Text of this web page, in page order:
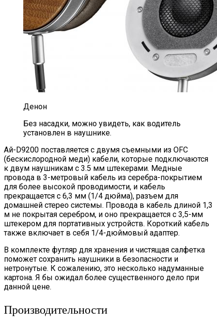
Денон
Без насадки, можно увидеть, как водитель
установлен в наушнике.
Ай-D9200 поставляется с двумя съемными из OFC
(бескислородной меди) кабели, которые подключаются
к двум наушникам с 3.5 мм штекерами. Медные
провода в 3-метровый кабель из серебра-покрытием
для более высокой проводимости, и кабель
прекращается с 6,3 мм (1/4 дюйма), разъем для
домашней стерео системы. Провода в кабель длиной 1,3
м не покрытая серебром, и оно прекращается с 3,5-мм
штекером для портативных устройств. Короткий кабель
также включает в себя 1/4-дюймовый адаптер.
В комплекте футляр для хранения и чистящая салфетка
поможет сохранить наушники в безопасности и
нетронутые. К сожалению, это несколько надуманные
картона. Я бы ожидал более существенного дело при
данной цене.
Производительности